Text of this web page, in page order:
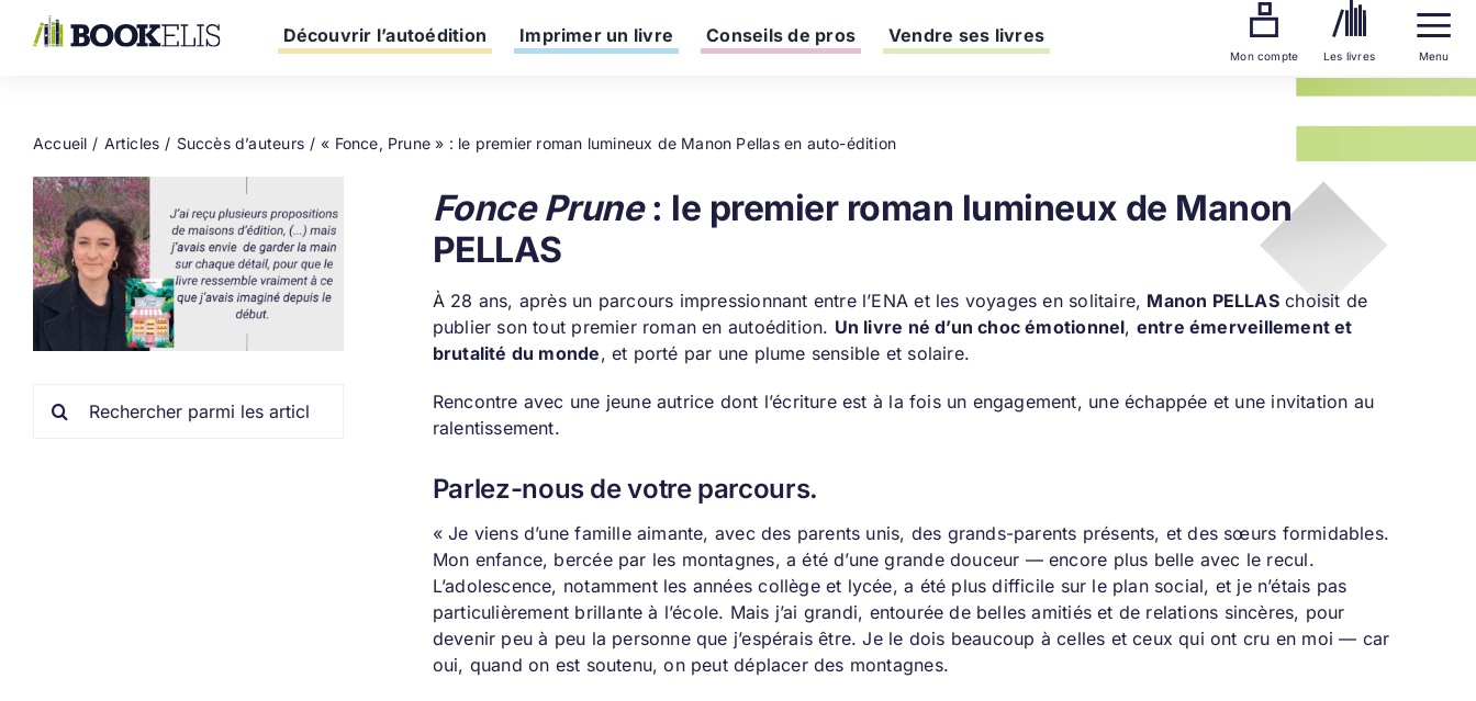
Découvrir l’autoédition Imprimer un livre Conseils de pros Vendre ses livres
Mon compte Les livres Menu
Accueil Articles Succès d’auteurs « Fonce, Prune » : le premier roman lumineux de Manon Pellas en auto-édition
Fonce Prune: le premier roman lumineux de Manon
PELLAS
À 28 ans, après un parcours impressionnant entre l’ENA et les voyages en solitaire, Manon PELLASchoisit de
publier son tout premier roman en autoédition. Un livre né d’un choc émotionnel, entre émerveillement et
brutalité du monde, et porté par une plume sensible et solaire.
Rencontre avec une jeune autrice dont l’écriture est à la fois un engagement, une échappée et une invitation au
ralentissement.
Parlez-nous de votre parcours.
« Je viens d’une famille aimante, avec des parents unis, des grands-parents présents, et des sœurs formidables.
Mon enfance, bercée par les montagnes, a été d’une grande douceur — encore plus belle avec le recul.
L’adolescence, notamment les années collège et lycée, a été plus difficile sur le plan social, et je n’étais pas
particulièrement brillante à l’école. Mais j’ai grandi, entourée de belles amitiés et de relations sincères, pour
devenir peu à peu la personne que j’espérais être. Je le dois beaucoup à celles et ceux qui ont cru en moi — car
oui, quand on est soutenu, on peut déplacer des montagnes.